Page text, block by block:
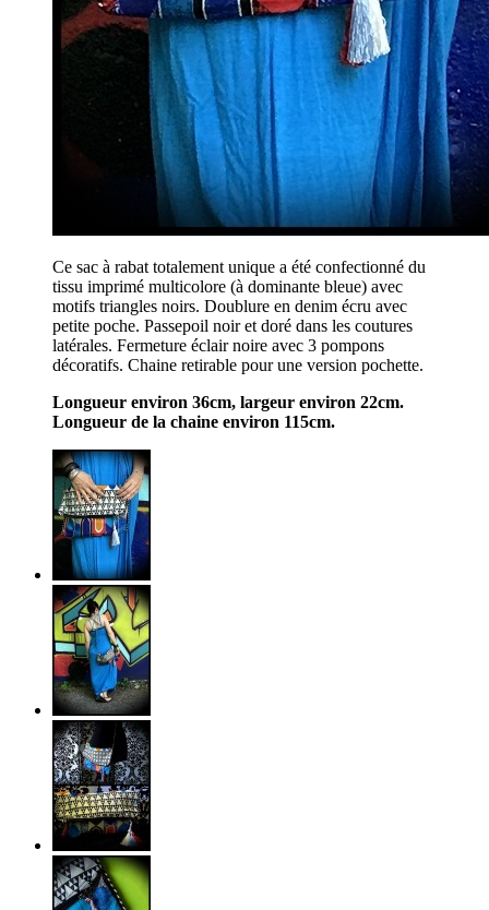
Ce sac à rabat totalement unique a été confectionné du
tissu imprimé multicolore (à dominante bleue) avec
motifs triangles noirs. Doublure en denim écru avec
petite poche. Passepoil noir et doré dans les coutures
latérales. Fermeture éclair noire avec 3 pompons
décoratifs. Chaine retirable pour une version pochette.
Longueur environ 36cm, largeur environ 22cm.
Longueur de la chaine environ 115cm.